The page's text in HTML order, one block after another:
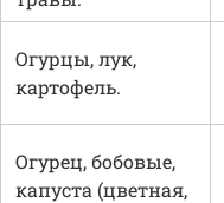
Огурцы, лук,
картофель.
Огурец, бобовые,
капуста (цветная,